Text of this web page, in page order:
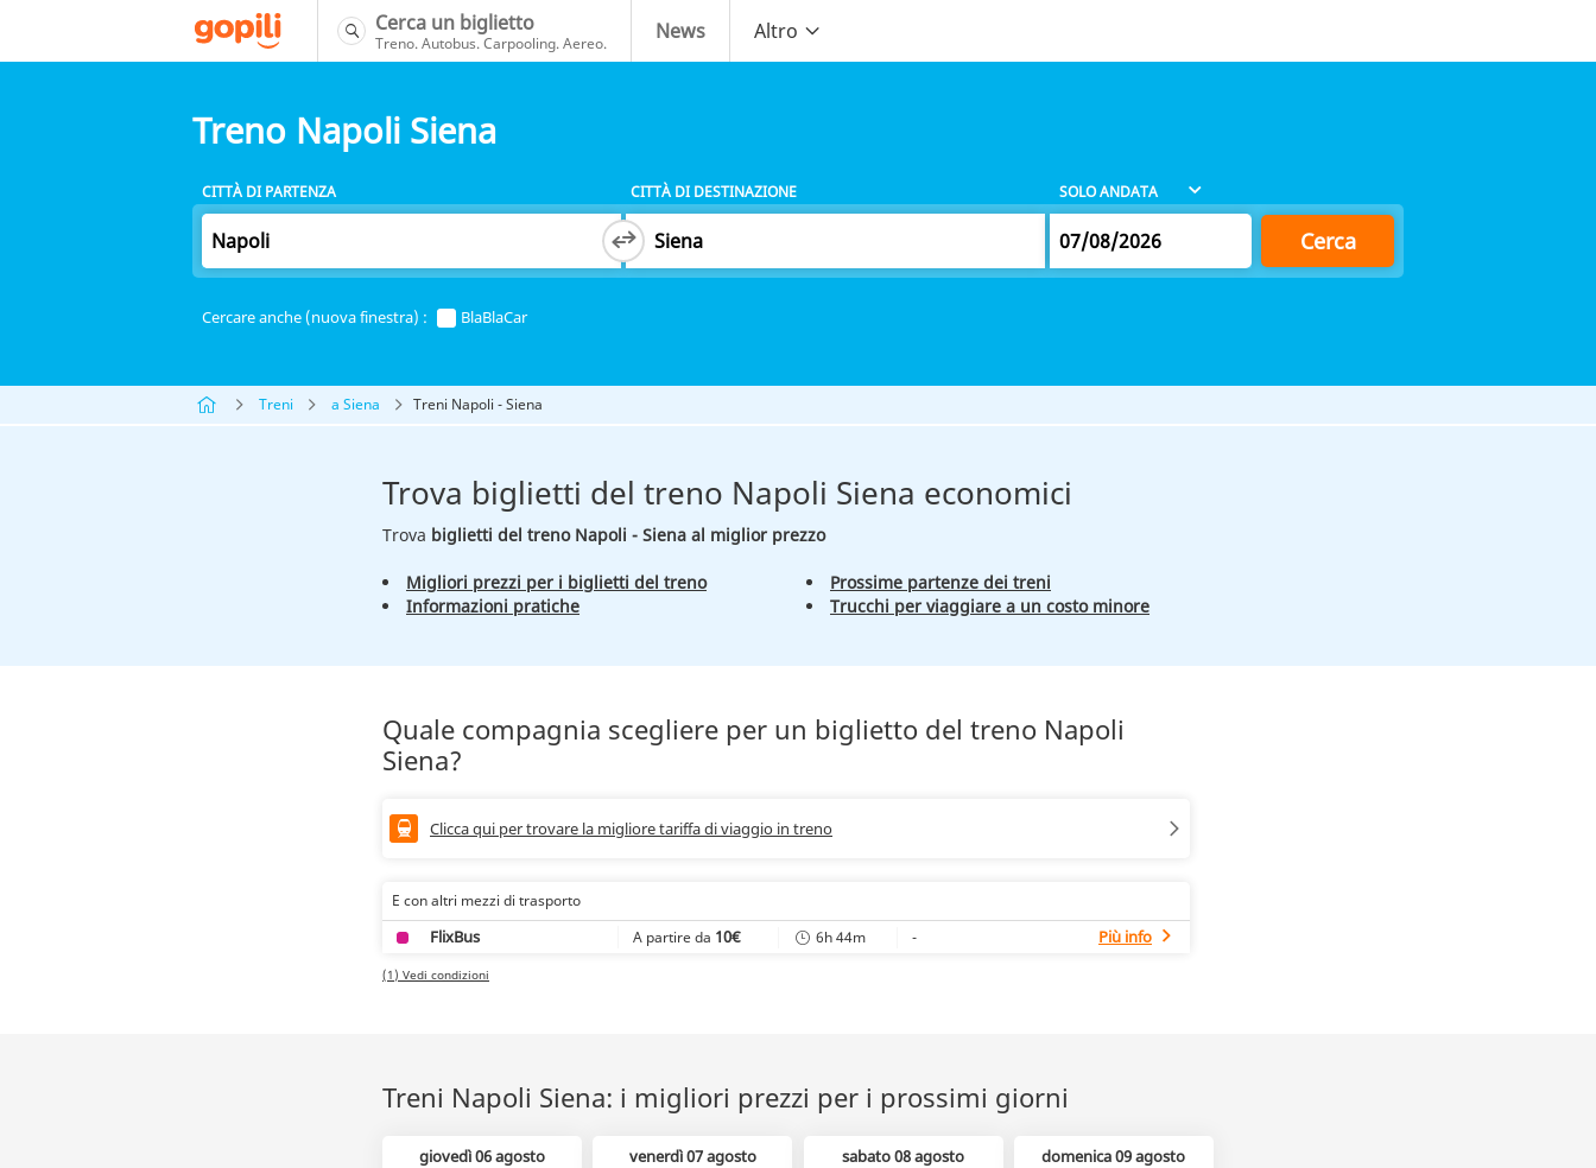
Cerca un biglietto
Treno. Autobus. Carpooling. Aereo. News Altro
Treno Napoli Siena
CITTÀ DI PARTENZA CITTÀ DI DESTINAZIONE
Cerca
Cercare anche (nuova finestra) : BlaBlaCar
Treni a Siena Treni Napoli - Siena
Trova biglietti del treno Napoli Siena economici
Trova biglietti del treno Napoli - Siena al miglior prezzo
Migliori prezzi per i biglietti del treno
Informazioni pratiche
Prossime partenze dei treni
Trucchi per viaggiare a un costo minore
Quale compagnia scegliere per un biglietto del treno Napoli
Siena?
Clicca qui per trovare la migliore tariffa di viaggio in treno
E con altri mezzi di trasporto
FlixBus A partire da 10€ 6h 44m - Più info
(1) Vedi condizioni
Treni Napoli Siena: i migliori prezzi per i prossimi giorni
giovedì 06 agosto venerdì 07 agosto sabato 08 agosto domenica 09 agosto